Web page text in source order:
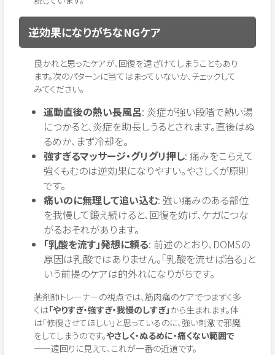
逆効果になりがちなNGケア
良かれと思ったケアが、回復を遠ざけてしまうこともあり
ます。次のパターンに当てはまっていないか、チェックして
みてください。
運動直後の熱い長風呂: 炎症が強い段階で熱い湯
につかると、炎症を助長しうるとされます。直後はぬ
るめか、まず冷却を。
強すぎるマッサージ・グリグリ押し: 痛みをこらえて
強くもむのは逆効果になりやすい。やさしくが原則
です。
痛いのに無理して追い込む: 強い痛みのある部位
を我慢して鍛え続けると、回復を妨げ、ケガにつな
がるおそれがあります。
「乳酸を流す」発想に頼る: 前述のとおり、DOMSの
原因は乳酸ではありません。「乳酸を流せば治る」と
いう前提のケアは的外れになりがちです。
薬剤師トレーナーの視点では、筋肉痛のケアでつまずく多
くは「やりすぎ・強すぎ・我慢のしすぎ」から生まれます。体
は「修復させてほしい」と思っているのに、強い刺激で邪魔
をしてしまうのです。やさしく・ぬるめに・痛くない範囲で
——遠回りに見えて、これが一番の近道です。